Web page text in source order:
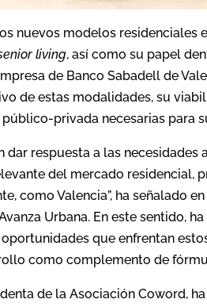
nuevos modelos residenciales
living, así como su papel
de Banco Sabadell de
de estas modalidades, su
privada necesarias para
dar respuesta a las
del mercado residencial,
como Valencia”, ha señalado
Urbana. En este sentido,
que enfrentan
como complemento de
de la Asociación Coword,